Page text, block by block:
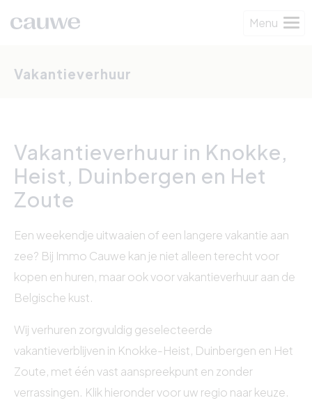
Menu
Vakantieverhuur
Vakantieverhuur in Knokke,
Heist, Duinbergen en Het
Zoute
Een weekendje uitwaaien of een langere vakantie aan
zee? Bij Immo Cauwe kan je niet alleen terecht voor
kopen en huren, maar ook voor vakantieverhuur aan de
Belgische kust.
Wij verhuren zorgvuldig geselecteerde
vakantieverblijven in Knokke-Heist, Duinbergen en Het
Zoute, met één vast aanspreekpunt en zonder
verrassingen. Klik hieronder voor uw regio naar keuze.